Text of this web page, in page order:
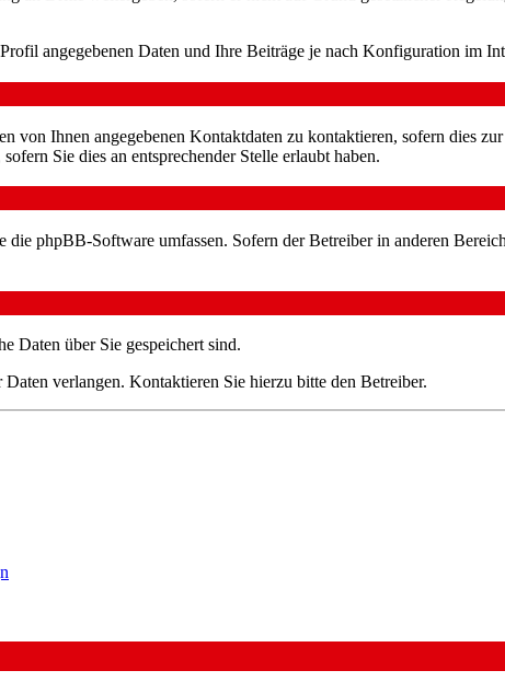
angegebenen Daten und Ihre Beiträge je nach Konfiguration im
von Ihnen angegebenen Kontaktdaten zu kontaktieren, sofern dies
Sie dies an entsprechender Stelle erlaubt haben.
phpBB-Software umfassen. Sofern der Betreiber in anderen
Daten über Sie gespeichert sind.
verlangen. Kontaktieren Sie hierzu bitte den Betreiber.